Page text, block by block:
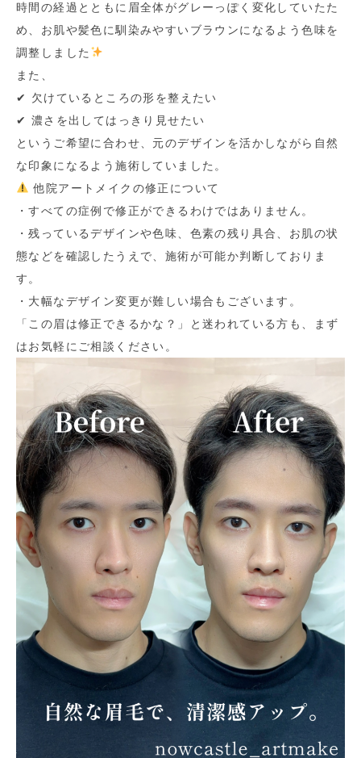
時間の経過とともに眉全体がグレーっぽく変化していたた
め、お肌や髪色に馴染みやすいブラウンになるよう色味を
調整しました
また、
✔︎ 欠けているところの形を整えたい
✔︎ 濃さを出してはっきり見せたい
というご希望に合わせ、元のデザインを活かしながら自然
な印象になるよう施術していました。
他院アートメイクの修正について
・すべての症例で修正ができるわけではありません。
・残っているデザインや色味、色素の残り具合、お肌の状
態などを確認したうえで、施術が可能か判断しておりま
す。
・大幅なデザイン変更が難しい場合もございます。
「この眉は修正できるかな？」と迷われている方も、まず
はお気軽にご相談ください。